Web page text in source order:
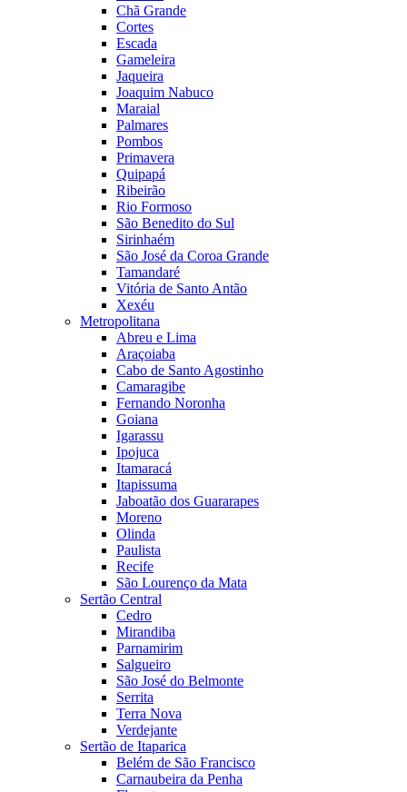
Chã Grande
Cortes
Escada
Gameleira
Jaqueira
Joaquim Nabuco
Maraial
Palmares
Pombos
Primavera
Quipapá
Ribeirão
Rio Formoso
São Benedito do Sul
Sirinhaém
São José da Coroa Grande
Tamandaré
Vitória de Santo Antão
Xexéu
Metropolitana
Abreu e Lima
Araçoiaba
Cabo de Santo Agostinho
Camaragibe
Fernando Noronha
Goiana
Igarassu
Ipojuca
Itamaracá
Itapissuma
Jaboatão dos Guararapes
Moreno
Olinda
Paulista
Recife
São Lourenço da Mata
Sertão Central
Cedro
Mirandiba
Parnamirim
Salgueiro
São José do Belmonte
Serrita
Terra Nova
Verdejante
Sertão de Itaparica
Belém de São Francisco
Carnaubeira da Penha